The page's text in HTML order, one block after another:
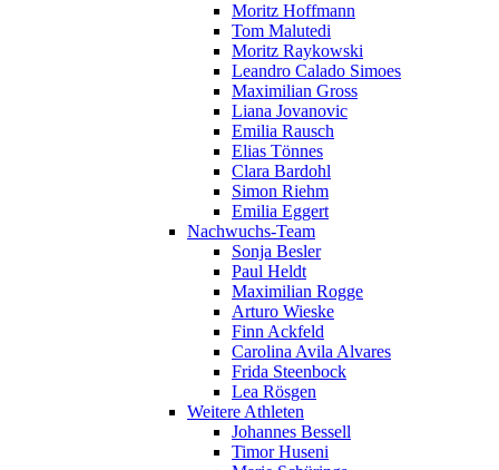
Moritz Hoffmann
Tom Malutedi
Moritz Raykowski
Leandro Calado Simoes
Maximilian Gross
Liana Jovanovic
Emilia Rausch
Elias Tönnes
Clara Bardohl
Simon Riehm
Emilia Eggert
Nachwuchs-Team
Sonja Besler
Paul Heldt
Maximilian Rogge
Arturo Wieske
Finn Ackfeld
Carolina Avila Alvares
Frida Steenbock
Lea Rösgen
Weitere Athleten
Johannes Bessell
Timor Huseni